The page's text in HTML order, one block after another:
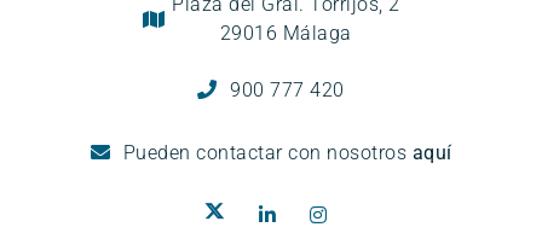
Plaza del Gral. Torrijos, 2
29016 Málaga
900 777 420
Pueden contactar con nosotros aquí